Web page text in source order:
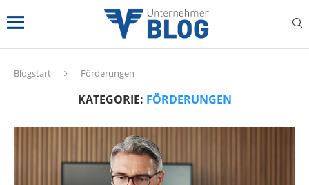
Blogstart Förderungen
KATEGORIE: FÖRDERUNGEN